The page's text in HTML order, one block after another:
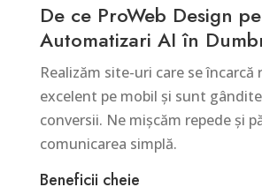
De ce ProWeb Design
Automatizari AI în
Realizăm site-uri care se încarcă
excelent pe mobil și sunt
conversii. Ne mișcăm repede și
comunicarea simplă.
Beneficii cheie